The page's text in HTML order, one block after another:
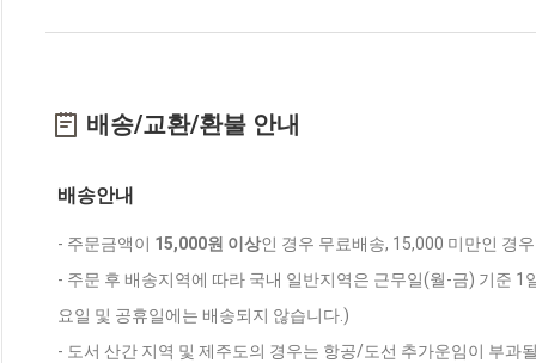
배송/교환/환불 안내
배송안내
- 주문금액이 15,000원 이상인 경우 무료배송, 15,000 미만인 경
- 주문 후 배송지역에 따라 국내 일반지역은 근무일(월-금) 기준
요일 및 공휴일에는 배송되지 않습니다.)
- 도서 산간 지역 및 제주도의 경우는 항공/도선 추가운임이 부과